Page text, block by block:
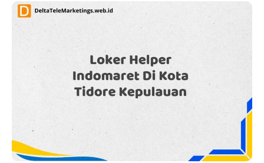
e
b
o
o
a
t
s
A
p
g
a
m
k
e